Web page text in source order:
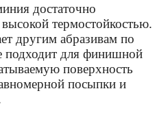
достаточно
термостойкостью.
другим абразивам по
подходит для финишной
поверхность
посыпки и